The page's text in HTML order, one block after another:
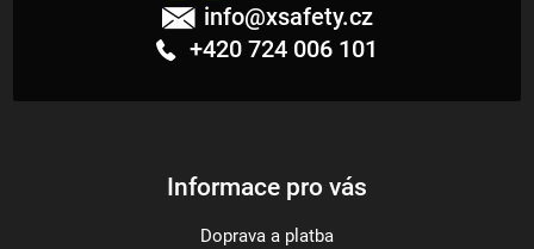
info@xsafety.cz
+420 724 006 101
Informace pro vás
Doprava a platba